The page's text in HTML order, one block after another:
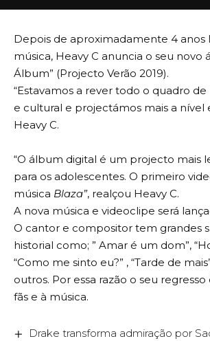
Depois de aproximadamente 4 anos
música, Heavy C anuncia o seu novo
Álbum” (Projecto Verão 2019).
“Estavamos a rever todo o quadro
e cultural e projectámos mais a nível
Heavy C.
“O álbum digital é um projecto mais
para os adolescentes. O primeiro
música Blaza”, realçou Heavy C.
A nova música e videoclipe será
O cantor e compositor tem grandes
historial como; ” Amar é um dom”,
“Como me sinto eu?” , “Tarde de
outros. Por essa razão o seu
fãs e à música.
Drake transforma admiração por